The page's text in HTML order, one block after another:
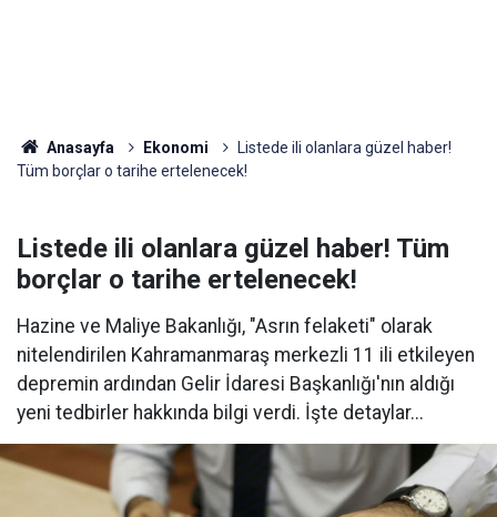
Anasayfa Ekonomi
Listede ili olanlara güzel haber!
Tüm borçlar o tarihe ertelenecek!
Listede ili olanlara güzel haber! Tüm
borçlar o tarihe ertelenecek!
Hazine ve Maliye Bakanlığı, "Asrın felaketi" olarak
nitelendirilen Kahramanmaraş merkezli 11 ili etkileyen
depremin ardından Gelir İdaresi Başkanlığı'nın aldığı
yeni tedbirler hakkında bilgi verdi. İşte detaylar...